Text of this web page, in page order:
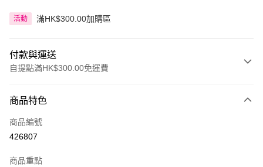
活動 滿HK$300.00加購區
付款與運送
自提點滿HK$300.00免運費
信用卡
Apple Pay
商品特色
商品編號
426807
商品重點